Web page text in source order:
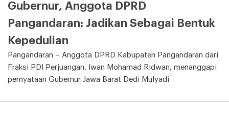
Gubernur, Anggota DPRD
Pangandaran: Jadikan Sebagai Bentuk
Kepedulian
Pangandaran – Anggota DPRD Kabupaten Pangandaran dari
Fraksi PDI Perjuangan, Iwan Mohamad Ridwan, menanggapi
pernyataan Gubernur Jawa Barat Dedi Mulyadi